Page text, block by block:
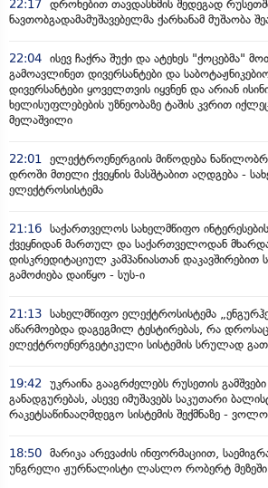
22:17 დრონებით თავდასხმის შედეგად
ნავთობგადამამუშავებელმა ქარხანამ მუშაობა
22:04 ისევ ჩაქრა შუქი და ატეხეს "ქოცებმა"
გამოავლინეთ დივერსანტები და
დივერსანტები ყოველთვის იყვნენ და არიან
ხელისუფლებების უზნეობაზე ტაშის კვრით
მელაშვილი
22:01
ელექტროენერგიის მიწოდება
დროში მთელი ქვეყნის მასშტაბით აღდგება -
ელექტროსისტემა
21:16 საქართველოს სახელმწიფო
ქვეყნიდან მართულ და საქართველოდან
დისკრედიტაციულ კამპანიასთან დაკავშირებით
გამოძიება დაიწყო - სუს-ი
21:13 სახელმწიფო ელექტროსისტემა
აწარმოებდა დაგეგმილ ტესტირებას, რა
ელექტროენერგეტიკული სისტემის სრულად
19:42
უკრაინა გააგრძელებს რუსეთის
განადგურებას, ასევე იმუშავებს საკუთარი
რაკეტსაწინააღმდეგო სისტემის შექმნაზე -
18:50 მარიკა არევაძის ინფორმაციით,
უნგრელი ჟურნალისტი ლასლო რობერტ მეზეში